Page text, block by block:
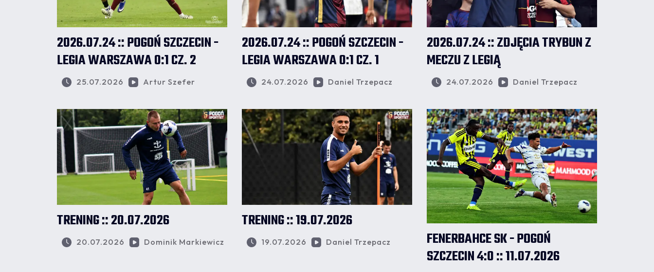
2026.07.24 :: POGOŃ SZCZECIN -
LEGIA WARSZAWA 0:1 CZ. 2
25.07.2026 Artur Szefer
2026.07.24 :: POGOŃ SZCZECIN -
LEGIA WARSZAWA 0:1 CZ. 1
24.07.2026 Daniel Trzepacz
2026.07.24 :: ZDJĘCIA TRYBUN Z
MECZU Z LEGIĄ
24.07.2026 Daniel Trzepacz
TRENING :: 20.07.2026
20.07.2026 Dominik Markiewicz
TRENING :: 19.07.2026
19.07.2026 Daniel Trzepacz
FENERBAHCE SK - POGOŃ
SZCZECIN 4:0 :: 11.07.2026